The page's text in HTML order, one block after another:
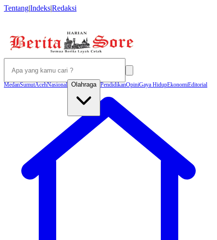
Tentang|Indeks|Redaksi
MedanSumutAcehNasional Olahraga PendidikanOpiniGaya HidupEkonomiEditorial